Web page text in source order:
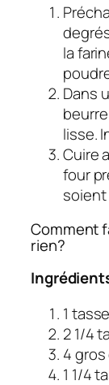
la
Dans
lisse.
Cuire
four
Comment
rien?
1
2 1/4
4
1 1/4